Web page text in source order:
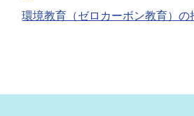
環境教育（ゼロカーボン教育）の